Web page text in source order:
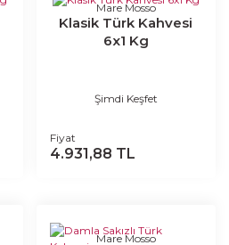
Mare Mosso
Klasik Türk Kahvesi
6x1 Kg
Şimdi Keşfet
Fiyat
4.931,88 TL
Mare Mosso